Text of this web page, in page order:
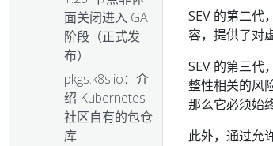
面关闭进入 GA
阶段（正式发
布）
pkgs.k8s.io：介
绍 Kubernetes
社区自有的包仓
库
SEV 的第二代
容，提供了对
SEV 的第三代，
整性相关的风
那么它必须始
此外，通过允